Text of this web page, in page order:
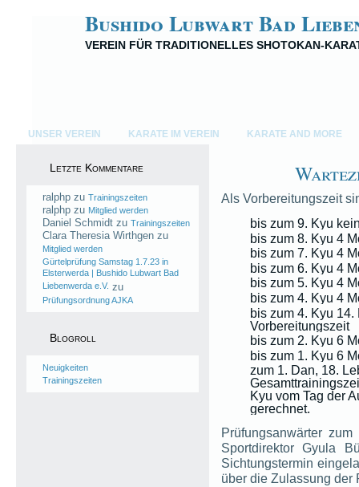
Bushido Lubwart Bad
VEREIN FÜR TRADITIONELLES SHOTOKAN-
UNSER VEREIN KARATE IM VEREIN KARATE AND MORE
Letzte Kommentare
ralphp zu Trainingszeiten
ralphp zu Mitglied werden
Daniel Schmidt zu Trainingszeiten
Clara Theresia Wirthgen zu
Mitglied werden
Gürtelprüfung Samstag 1.7.23 in
Elsterwerda | Bushido Lubwart Bad
Liebenwerda e.V. zu
Prüfungsordnung AJKA
Blogroll
Neuigkeiten
Trainingszeiten
Als Vorbereitungszeit
bis zum 9. Kyu
bis zum 8. Kyu 4
bis zum 7. Kyu 4
bis zum 6. Kyu 4
bis zum 5. Kyu 4
bis zum 4. Kyu 4
bis zum 4. Kyu
Vorbereitungszeit
bis zum 2. Kyu 6
bis zum 1. Kyu 6
zum 1. Dan, 18.
Kyu vom Tag der
gerechnet.
Prüfungsanwärter
Sportdirektor Gyula
Sichtungstermin
über die Zulassung der